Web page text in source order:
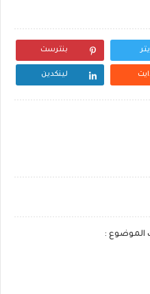
بنترست
لينكدين
الموضوع :